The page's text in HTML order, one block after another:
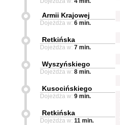
Armii Krajowej
Dojeżdża w: 6 min.
Retkińska
Dojeżdża w: 7 min.
Wyszyńskiego
Dojeżdża w: 8 min.
Kusocińskiego
Dojeżdża w: 9 min.
Retkińska
Dojeżdża w: 11 min.